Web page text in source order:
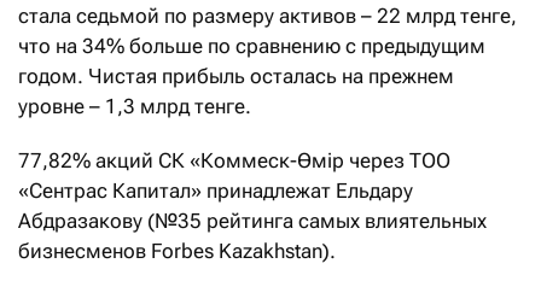
стала седьмой по размеру активов – 22 млрд тенге,
что на 34% больше по сравнению с предыдущим
годом. Чистая прибыль осталась на прежнем
уровне – 1,3 млрд тенге.
77,82% акций СК «Коммеск-Өмiр через ТОО
«Сентрас Капитал» принадлежат Ельдару
Абдразакову (№35 рейтинга самых влиятельных
бизнесменов Forbes Kazakhstan).